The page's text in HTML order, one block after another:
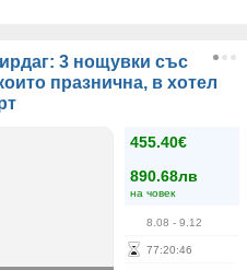
3 нощувки със
празнична, в хотел
455.40€
890.68лв
на човек
8.08 - 9.12
77:20:45